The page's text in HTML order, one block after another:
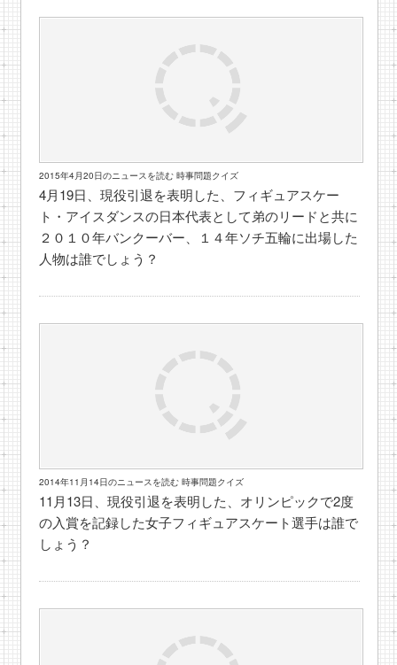
2015年4月20日のニュースを読む 時事問題クイズ
4月19日、現役引退を表明した、フィギュアスケー
ト・アイスダンスの日本代表として弟のリードと共に
２０１０年バンクーバー、１４年ソチ五輪に出場した
人物は誰でしょう？
2014年11月14日のニュースを読む 時事問題クイズ
11月13日、現役引退を表明した、オリンピックで2度
の入賞を記録した女子フィギュアスケート選手は誰で
しょう？